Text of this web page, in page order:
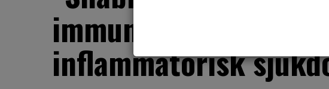
immundämpande
inflammatorisk